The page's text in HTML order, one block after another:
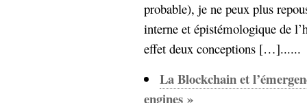
probable), je ne peux plus
interne et épistémologique de
effet deux conceptions […]......
La Blockchain et
engines »